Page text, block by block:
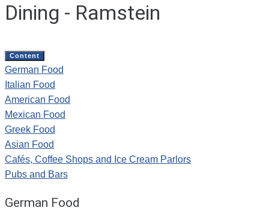
Dining - Ramstein
Content
German Food
Italian Food
American Food
Mexican Food
Greek Food
Asian Food
Cafés, Coffee Shops and Ice Cream Parlors
Pubs and Bars
German Food